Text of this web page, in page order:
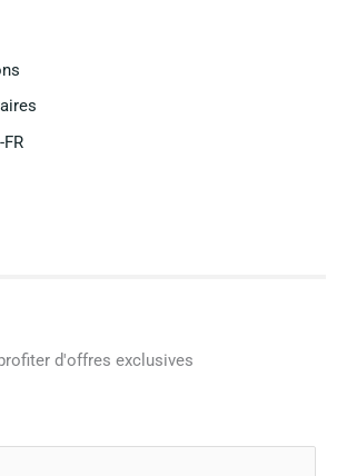
d'offres exclusives